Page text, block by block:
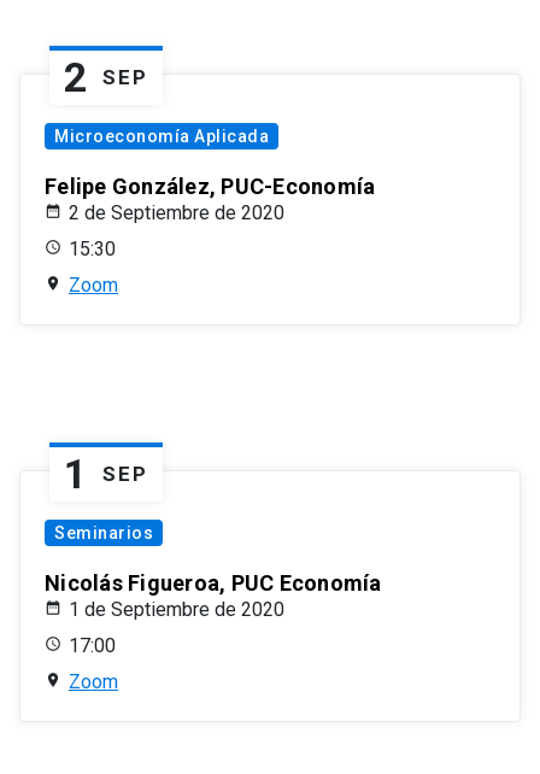
2 SEP
Microeconomía Aplicada
Felipe González, PUC-Economía
2 de Septiembre de 2020
15:30
Zoom
1 SEP
Seminarios
Nicolás Figueroa, PUC Economía
1 de Septiembre de 2020
17:00
Zoom